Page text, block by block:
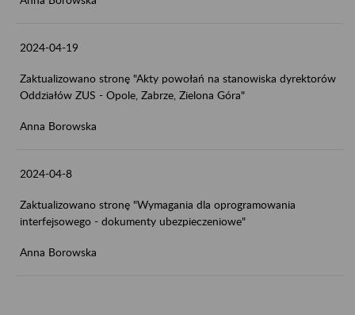
2024-04-19
Zaktualizowano stronę "Akty powołań na stanowiska dyrektorów
Oddziałów ZUS - Opole, Zabrze, Zielona Góra"
Anna Borowska
2024-04-8
Zaktualizowano stronę "Wymagania dla oprogramowania
interfejsowego - dokumenty ubezpieczeniowe"
Anna Borowska